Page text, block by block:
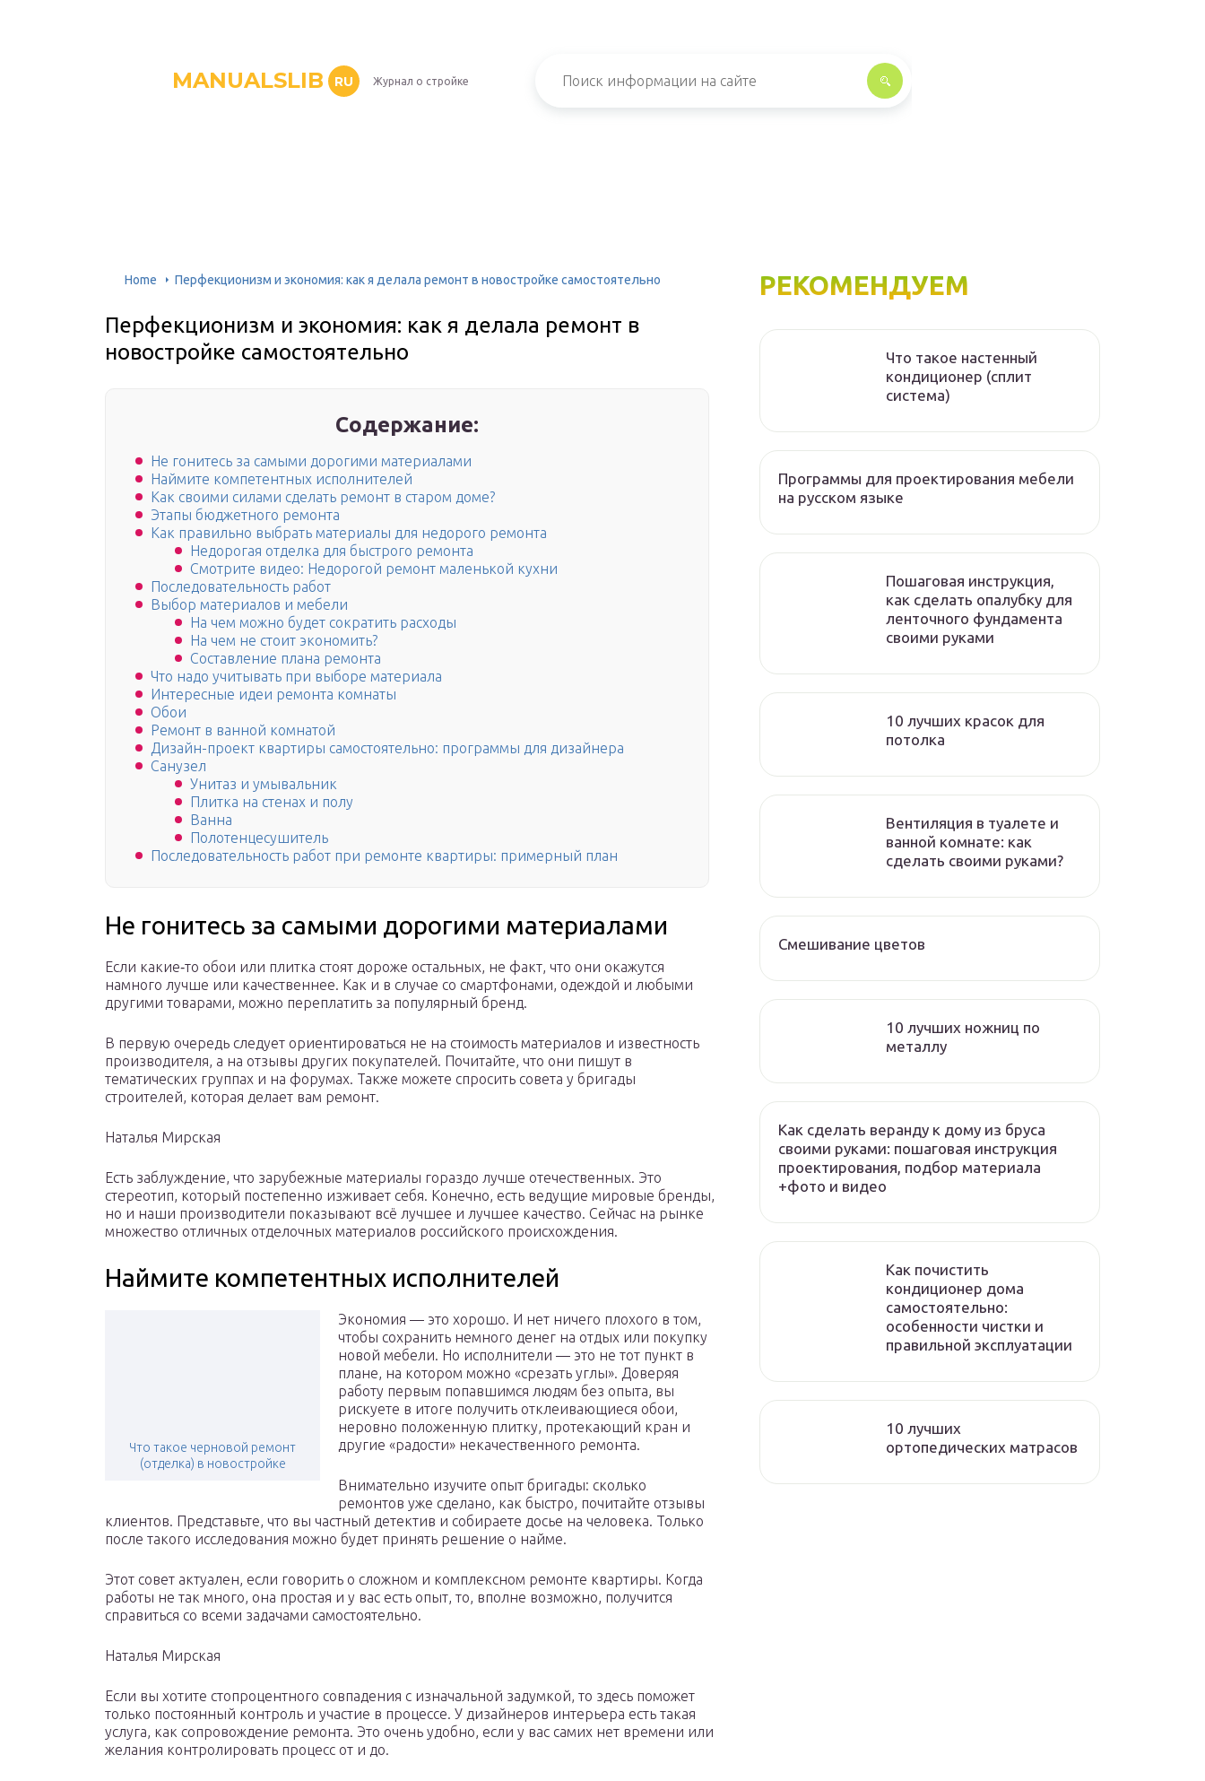
MANUALSLIB RU Журнал о стройке
Home Перфекционизм и экономия: как я делала ремонт в новостройке самостоятельно
Перфекционизм и экономия: как я делала ремонт в
новостройке самостоятельно
Содержание:
Не гонитесь за самыми дорогими материалами
Наймите компетентных исполнителей
Как своими силами сделать ремонт в старом доме?
Этапы бюджетного ремонта
Как правильно выбрать материалы для недорого ремонта
Недорогая отделка для быстрого ремонта
Смотрите видео: Недорогой ремонт маленькой кухни
Последовательность работ
Выбор материалов и мебели
На чем можно будет сократить расходы
На чем не стоит экономить?
Составление плана ремонта
Что надо учитывать при выборе материала
Интересные идеи ремонта комнаты
Обои
Ремонт в ванной комнатой
Дизайн-проект квартиры самостоятельно: программы для дизайнера
Санузел
Унитаз и умывальник
Плитка на стенах и полу
Ванна
Полотенцесушитель
Последовательность работ при ремонте квартиры: примерный план
Не гонитесь за самыми дорогими материалами
Если какие‑то обои или плитка стоят дороже остальных, не факт, что они окажутся
намного лучше или качественнее. Как и в случае со смартфонами, одеждой и любыми
другими товарами, можно переплатить за популярный бренд.
В первую очередь следует ориентироваться не на стоимость материалов и известность
производителя, а на отзывы других покупателей. Почитайте, что они пишут в
тематических группах и на форумах. Также можете спросить совета у бригады
строителей, которая делает вам ремонт.
Наталья Мирская
Есть заблуждение, что зарубежные материалы гораздо лучше отечественных. Это
стереотип, который постепенно изживает себя. Конечно, есть ведущие мировые бренды,
но и наши производители показывают всё лучшее и лучшее качество. Сейчас на рынке
множество отличных отделочных материалов российского происхождения.
Наймите компетентных исполнителей
Что такое черновой ремонт
(отделка) в новостройке
Экономия — это хорошо. И нет ничего плохого в том,
чтобы сохранить немного денег на отдых или покупку
новой мебели. Но исполнители — это не тот пункт в
плане, на котором можно «срезать углы». Доверяя
работу первым попавшимся людям без опыта, вы
рискуете в итоге получить отклеивающиеся обои,
неровно положенную плитку, протекающий кран и
другие «радости» некачественного ремонта.
Внимательно изучите опыт бригады: сколько
ремонтов уже сделано, как быстро, почитайте отзывы
клиентов. Представьте, что вы частный детектив и собираете досье на человека. Только
после такого исследования можно будет принять решение о найме.
Этот совет актуален, если говорить о сложном и комплексном ремонте квартиры. Когда
работы не так много, она простая и у вас есть опыт, то, вполне возможно, получится
справиться со всеми задачами самостоятельно.
Наталья Мирская
Если вы хотите стопроцентного совпадения с изначальной задумкой, то здесь поможет
только постоянный контроль и участие в процессе. У дизайнеров интерьера есть такая
услуга, как сопровождение ремонта. Это очень удобно, если у вас самих нет времени или
желания контролировать процесс от и до.
РЕКОМЕНДУЕМ
Что такое настенный
кондиционер (сплит
система)
Программы для проектирования мебели
на русском языке
Пошаговая инструкция,
как сделать опалубку для
ленточного фундамента
своими руками
10 лучших красок для
потолка
Вентиляция в туалете и
ванной комнате: как
сделать своими руками?
Смешивание цветов
10 лучших ножниц по
металлу
Как сделать веранду к дому из бруса
своими руками: пошаговая инструкция
проектирования, подбор материала
+фото и видео
Как почистить
кондиционер дома
самостоятельно:
особенности чистки и
правильной эксплуатации
10 лучших
ортопедических матрасов